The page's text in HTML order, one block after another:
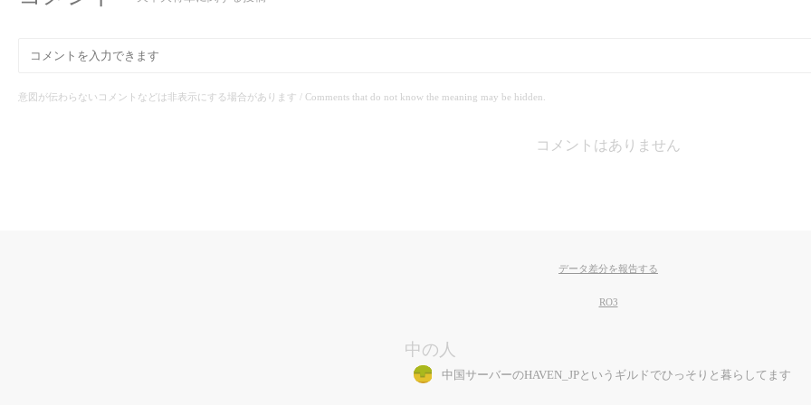
意図が伝わらないコメントなどは非表示にする場合があります / Comments that do not know the meaning may be hidden.
コメントはありません
データ差分を報告する
RO3
中の人
中国サーバーのHAVEN_JPというギルドでひっそりと暮らしてます